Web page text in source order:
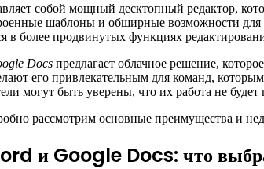
собой мощный десктопный редактор,
шаблоны и обширные возможности для
в более продвинутых функциях
Docs предлагает облачное решение,
его привлекательным для команд,
могут быть уверены, что их работа не будет
рассмотрим основные преимущества и
и Google Docs: что